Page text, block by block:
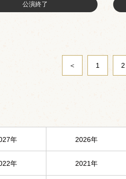
公演終了
＜ 1 2
年 2026年
年 2021年